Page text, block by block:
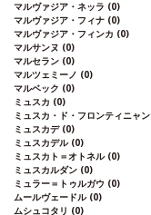
マルヴァジア・ネッラ (0)
マルヴァジア・フィナ (0)
マルヴァジア・フィンカ (0)
マルサンヌ (0)
マルセラン (0)
マルツェミーノ (0)
マルベック (0)
ミュスカ (0)
ミュスカ・ド・フロンティニャン
ミュスカデ (0)
ミュスカデル (0)
ミュスカト＝オトネル (0)
ミュスカルダン (0)
ミュラー＝トゥルガウ (0)
ムールヴェードル (0)
ムシュコタリ (0)